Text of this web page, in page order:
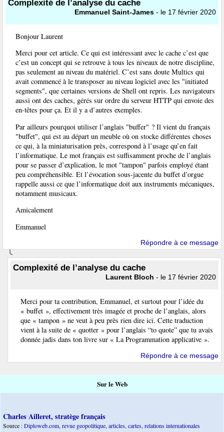
Complexité de l’analyse du cache
Emmanuel Saint-James - le 17 février 2020
Bonjour Laurent
Merci pour cet article. Ce qui est intéressant avec le cache c’est que
c’est un concept qui se retrouve à tous les niveaux de notre discipline,
pas seulement au niveau du matériel. C’est sans doute Multics qui
avait commencé à le transposer au niveau logiciel avec les "initiated
segments", que certaines versions de Shell ont repris. Les navigateurs
aussi ont des caches, gérés sur ordre du serveur HTTP qui envoie des
en-têtes pour ça. Et il y a d’autres exemples.
Par ailleurs pourquoi utiliser l’anglais "buffer" ? Il vient du français
"buffet", qui est au départ un meuble où on stocke différentes choses
ce qui, à la miniaturisation près, correspond à l’usage qu’en fait
l’informatique. Le mot français est suffisamment proche de l’anglais
pour se passer d’explication, le mot "tampon" parfois employé étant
peu compréhensible. Et l’évocation sous-jacente du buffet d’orgue
rappelle aussi ce que l’informatique doit aux instruments mécaniques,
notamment musicaux.
Amicalement
Emmanuel
Répondre à ce message
Complexité de l’analyse du cache
Laurent Bloch - le 17 février 2020
Merci pour ta contribution, Emmanuel, et surtout pour l’idée du
« buffet », effectivement très imagée et proche de l’anglais, alors
que « tampon » ne veut à peu près rien dire ici. Cette traduction
vient à la suite de « quotter » pour l’anglais “to quote” que tu avais
donnée jadis dans ton livre sur « La Programmation applicative ».
Répondre à ce message
Sur le Web
Charles Ailleret, stratège français
Source :Diploweb.com, revue geopolitique, articles, cartes, relations internationales